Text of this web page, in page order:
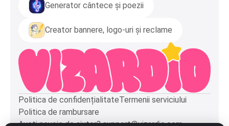
Generator cântece și poezii
Creator bannere, logo-uri și reclame
Politica de confidențialitateTermenii serviciului
Politica de rambursare